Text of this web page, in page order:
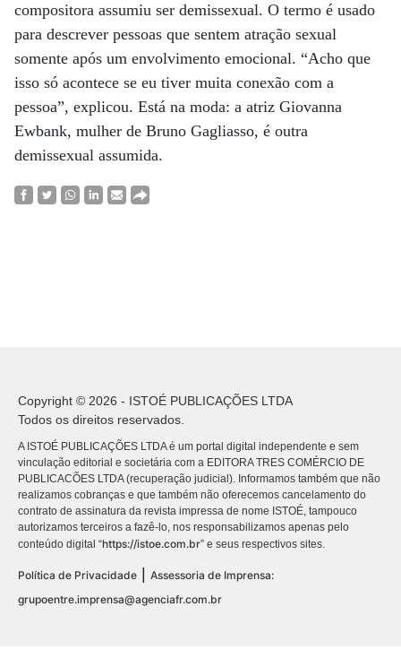
compositora assumiu ser demissexual. O termo é usado
para descrever pessoas que sentem atração sexual
somente após um envolvimento emocional. “Acho que
isso só acontece se eu tiver muita conexão com a
pessoa”, explicou. Está na moda: a atriz Giovanna
Ewbank, mulher de Bruno Gagliasso, é outra
demissexual assumida.
Copyright © 2026 - ISTOÉ PUBLICAÇÕES LTDA
Todos os direitos reservados.
A ISTOÉ PUBLICAÇÕES LTDA é um portal digital independente e sem
vinculação editorial e societária com a EDITORA TRES COMÉRCIO DE
PUBLICACÕES LTDA (recuperação judicial). Informamos também que não
realizamos cobranças e que também não oferecemos cancelamento do
contrato de assinatura da revista impressa de nome ISTOÉ, tampouco
autorizamos terceiros a fazê-lo, nos responsabilizamos apenas pelo
conteúdo digital “https://istoe.com.br” e seus respectivos sites.
Política de Privacidade
Assessoria de Imprensa:
grupoentre.imprensa@agenciafr.com.br